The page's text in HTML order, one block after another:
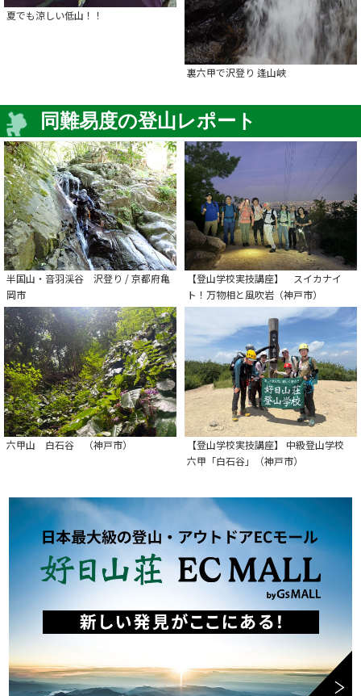
夏でも涼しい低山！！
裏六甲で沢登り 逢山峡
同難易度の登山レポート
半国山・音羽渓谷 沢登り / 京都府亀
岡市
【登山学校実技講座】 スイカナイ
ト！万物相と風吹岩（神戸市）
六甲山 白石谷 （神戸市）
【登山学校実技講座】 中級登山学校
六甲「白石谷」（神戸市）